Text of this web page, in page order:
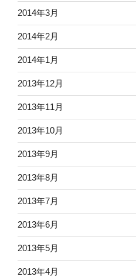
2014年3月
2014年2月
2014年1月
2013年12月
2013年11月
2013年10月
2013年9月
2013年8月
2013年7月
2013年6月
2013年5月
2013年4月